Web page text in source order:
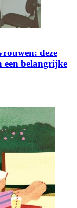
deze
een belangrijke